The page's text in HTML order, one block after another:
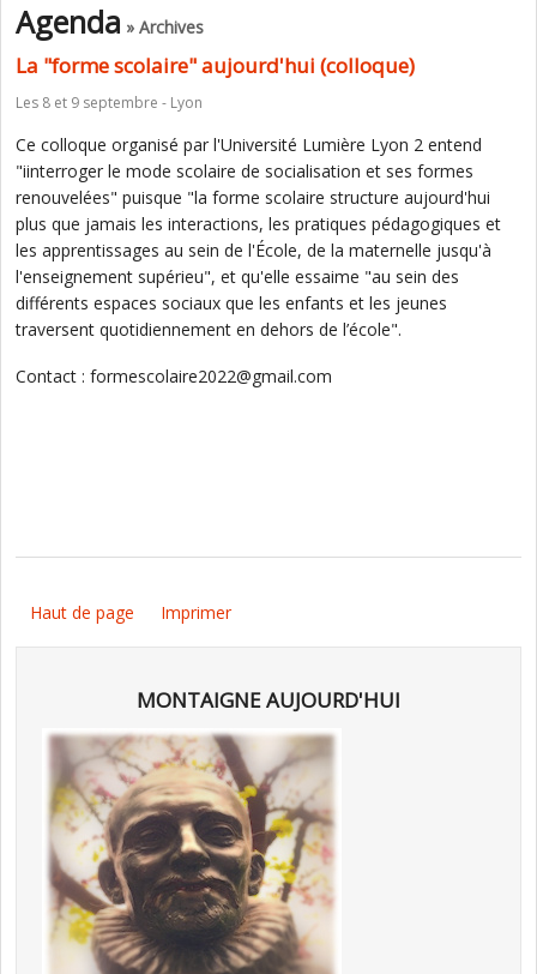
Agenda » Archives
La "forme scolaire" aujourd'hui (colloque)
Les 8 et 9 septembre - Lyon
Ce colloque organisé par l'Université Lumière Lyon 2 entend
"iinterroger le mode scolaire de socialisation et ses formes
renouvelées" puisque "la forme scolaire structure aujourd'hui
plus que jamais les interactions, les pratiques pédagogiques et
les apprentissages au sein de l'École, de la maternelle jusqu'à
l'enseignement supérieu", et qu'elle essaime "au sein des
différents espaces sociaux que les enfants et les jeunes
traversent quotidiennement en dehors de l’école".
Contact : formescolaire2022@gmail.com
Haut de page Imprimer
MONTAIGNE AUJOURD'HUI